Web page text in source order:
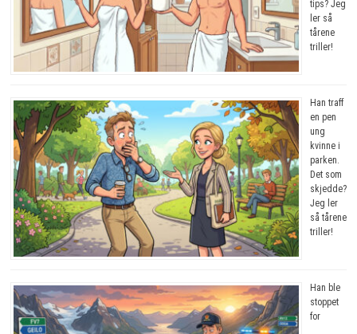
tips? Jeg
ler så
tårene
triller!
Han traff
en pen
ung
kvinne i
parken.
Det som
skjedde?
Jeg ler
så tårene
triller!
Han ble
stoppet
for